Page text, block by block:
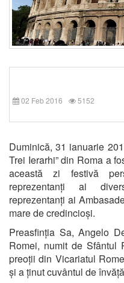
02 Feb 2016 5152
Duminică, 31 ianuarie
Trei Ierarhi” din Roma a
această zi festivă
reprezentanți ai
reprezentanți ai
mare de credincioși.
Preasfinția Sa, Angelo
Romei, numit de Sfântul
preoții din Vicariatul
și a ținut cuvântul de